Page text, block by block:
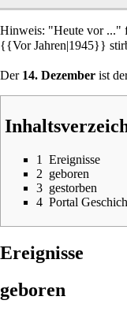
Hinweis: "Heute vor ..."
{{Vor Jahren|1945}}
Der 14. Dezember ist
1
Ereignisse
2 geboren
3 gestorben
4 Portal
Ereignisse
geboren